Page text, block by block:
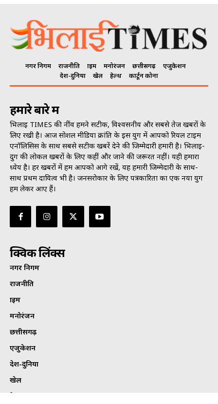
नगर निगम राजनीति क्राइम मनोरंजन छत्तीसगढ़
एजुकेशन
देश-दुनिया
खेल हेल्थ कार्टून कोना
हमारे बारे में
भिलाई TIMES की नींव हमने सटीक, विश्वसनीय और सबसे तेज खबरों के
लिए रखी है। आज सोशल मीडिया क्रांति के इस युग में आपको रियल टाइम
एनॉलिसिस के साथ सबसे सटीक खबरें देने की जिम्मेदारी हमारी है। भिलाई-
दुर्ग की लोकल खबरों के लिए कहीं और जाने की जरूरत नहीं। यही हमारा
ध्येय है। हर खबरों में हम आपको आगे रखें, यह हमारी जिम्मेदारी के साथ-
साथ प्रथम दायित्व भी है। जनसराेकार के लिए पत्रकारिता का एक नया युग
हम लेकर आए हैं।
क्विक लिंक्स
नगर निगम
राजनीति
क्राइम
मनोरंजन
छत्तीसगढ़
एजुकेशन
देश-दुनिया
खेल
हेल्थ